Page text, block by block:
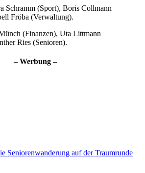
Schramm (Sport), Boris Collmann
Fröba (Verwaltung).
(Finanzen), Uta Littmann
Ries (Senioren).
– Werbung –
Seniorenwanderung auf der Traumrunde